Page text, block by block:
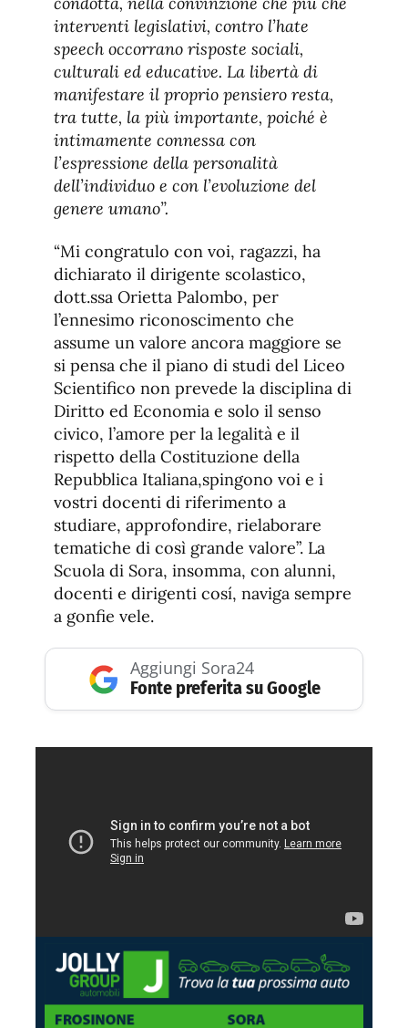
interventi legislativi, contro l’hate
speech occorrano risposte sociali,
culturali ed educative. La libertà di
manifestare il proprio pensiero resta,
tra tutte, la più importante, poiché è
intimamente connessa con
l’espressione della personalità
dell’individuo e con l’evoluzione del
genere umano”.
“Mi congratulo con voi, ragazzi, ha
dichiarato il dirigente scolastico,
dott.ssa Orietta Palombo, per
l’ennesimo riconoscimento che
assume un valore ancora maggiore se
si pensa che il piano di studi del Liceo
Scientifico non prevede la disciplina di
Diritto ed Economia e solo il senso
civico, l’amore per la legalità e il
rispetto della Costituzione della
Repubblica Italiana,spingono voi e i
vostri docenti di riferimento a
studiare, approfondire, rielaborare
tematiche di così grande valore”. La
Scuola di Sora, insomma, con alunni,
docenti e dirigenti cosí, naviga sempre
a gonfie vele.
Aggiungi Sora24
Fonte preferita su Google